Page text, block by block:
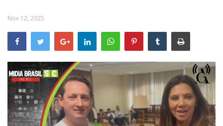
AGRONEGÓCIO
SAÚDE
Nov 12, 2025